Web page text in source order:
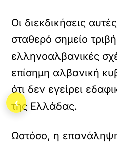
Οι διεκδικήσεις
σταθερό σημείο
ελληνοαλβανικές
επίσημη αλβανική
ότι δεν εγείρει
της Ελλάδας.
Ωστόσο, η
‹